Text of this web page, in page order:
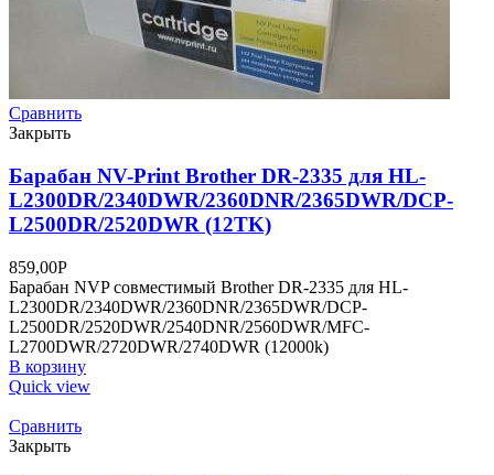
Сравнить
Закрыть
Барабан NV-Print Brother DR-2335 для HL-
L2300DR/2340DWR/2360DNR/2365DWR/DCP-
L2500DR/2520DWR (12TK)
859,00Р
Барабан NVP совместимый Brother DR-2335 для HL-
L2300DR/2340DWR/2360DNR/2365DWR/DCP-
L2500DR/2520DWR/2540DNR/2560DWR/MFC-
L2700DWR/2720DWR/2740DWR (12000k)
В корзину
Quick view
Сравнить
Закрыть